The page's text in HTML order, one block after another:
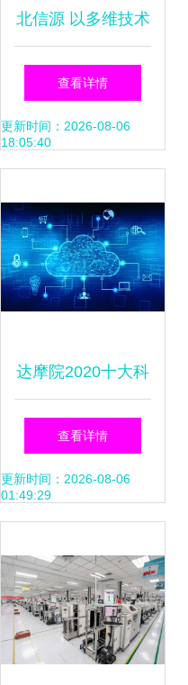
北信源 以多维技术
服务重塑数据安全
新标杆
查看详情
更新时间：2026-08-06
18:05:40
达摩院2020十大科
技趋势发布 云成IT
技术创新中心 网络
遇
查看详情
更新时间：2026-08-06
01:49:29